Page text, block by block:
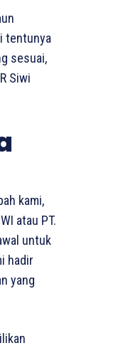
tentunya
sesuai,
Siwi
kami,
atau PT.
untuk
hadir
yang